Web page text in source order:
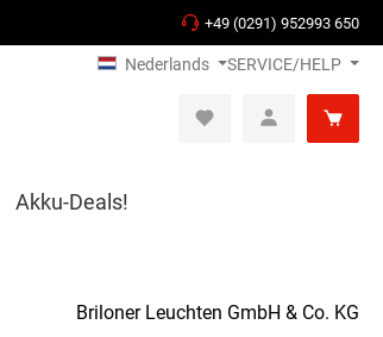
+49 (0291) 952993 650
Nederlands SERVICE/HELP
Akku-Deals!
Briloner Leuchten GmbH & Co. KG